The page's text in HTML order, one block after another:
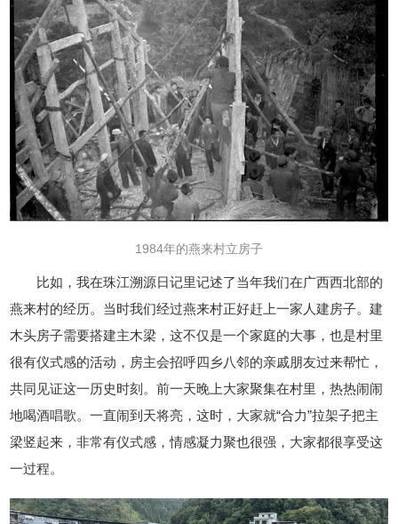
1984年的燕来村立房子
比如，我在珠江溯源日记里记述了当年我们在广西西北部的
燕来村的经历。当时我们经过燕来村正好赶上一家人建房子。建
木头房子需要搭建主木梁，这不仅是一个家庭的大事，也是村里
很有仪式感的活动，房主会招呼四乡八邻的亲戚朋友过来帮忙，
共同见证这一历史时刻。前一天晚上大家聚集在村里，热热闹闹
地喝酒唱歌。一直闹到天将亮，这时，大家就“合力”拉架子把主
梁竖起来，非常有仪式感，情感凝力聚也很强，大家都很享受这
一过程。